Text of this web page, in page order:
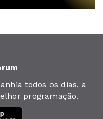
todos os dias, a
programação.